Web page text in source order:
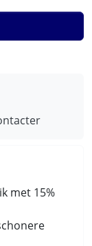
met 15%